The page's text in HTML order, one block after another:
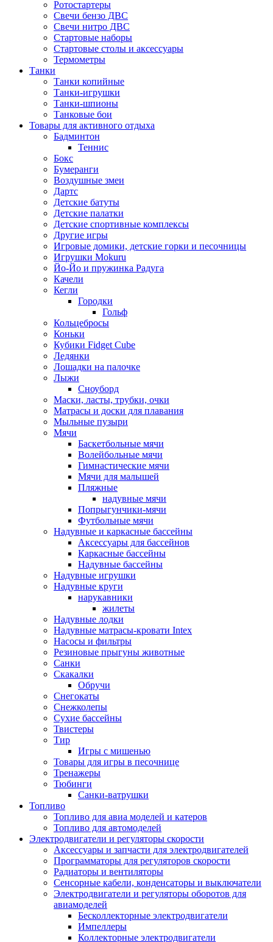
Ротостартеры
Свечи бензо ДВС
Свечи нитро ДВС
Стартовые наборы
Стартовые столы и аксессуары
Термометры
Танки
Танки копийные
Танки-игрушки
Танки-шпионы
Танковые бои
Товары для активного отдыха
Бадминтон
Теннис
Бокс
Бумеранги
Воздушные змеи
Дартс
Детские батуты
Детские палатки
Детские спортивные комплексы
Другие игры
Игровые домики, детские горки и песочницы
Игрушки Mokuru
Йо-Йо и пружинка Радуга
Качели
Кегли
Городки
Гольф
Кольцебросы
Коньки
Кубики Fidget Cube
Ледянки
Лошадки на палочке
Лыжи
Сноуборд
Маски, ласты, трубки, очки
Матрасы и доски для плавания
Мыльные пузыри
Мячи
Баскетбольные мячи
Волейбольные мячи
Гимнастические мячи
Мячи для малышей
Пляжные
надувные мячи
Попрыгунчики-мячи
Футбольные мячи
Надувные и каркасные бассейны
Аксессуары для бассейнов
Каркасные бассейны
Надувные бассейны
Надувные игрушки
Надувные круги
нарукавники
жилеты
Надувные лодки
Надувные матрасы-кровати Intex
Насосы и фильтры
Резиновые прыгуны животные
Санки
Скакалки
Обручи
Снегокаты
Снежколепы
Сухие бассейны
Твистеры
Тир
Игры с мишенью
Товары для игры в песочнице
Тренажеры
Тюбинги
Санки-ватрушки
Топливо
Топливо для авиа моделей и катеров
Топливо для автомоделей
Электродвигатели и регуляторы скорости
Аксессуары и запчасти для электродвигателей
Программаторы для регуляторов скорости
Радиаторы и вентиляторы
Сенсорные кабели, конденсаторы и выключатели
Электродвигатели и регуляторы оборотов для
авиамоделей
Бесколлекторные электродвигатели
Импеллеры
Коллекторные электродвигатели